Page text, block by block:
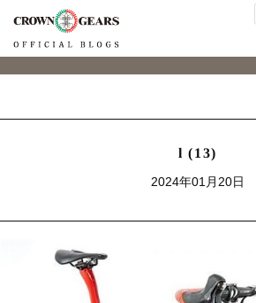
l (13)
2024年01月20日